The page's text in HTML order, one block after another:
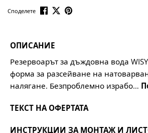
Споделете
ОПИСАНИЕ
Резервоарът за дъждовна вода
форма за разсейване на
налягане. Безпроблемно израбо…
ТЕКСТ НА ОФЕРТАТА
ИНСТРУКЦИИ ЗА МОНТАЖ И